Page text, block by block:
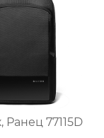
Ранец 77115D